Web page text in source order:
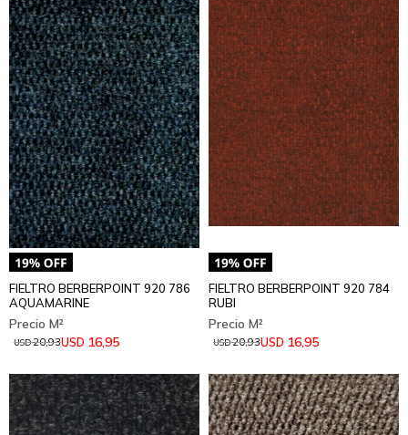
FIELTRO BERBERPOINT 920 786
AQUAMARINE
USD 16,95
USD20,93
FIELTRO BERBERPOINT 920 784
RUBI
USD 16,95
USD20,93